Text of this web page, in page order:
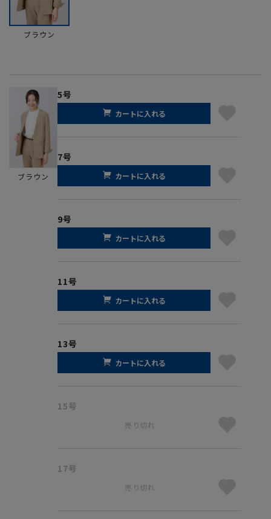
ブラウン
ブラウン
5号
カートに入れる
7号
カートに入れる
9号
カートに入れる
11号
カートに入れる
13号
カートに入れる
15号
売り切れ
17号
売り切れ